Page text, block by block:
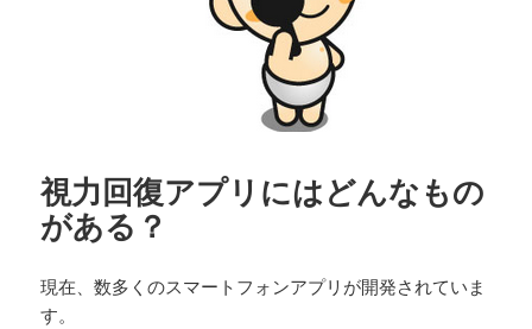
視力回復アプリにはどんなもの
がある？
現在、数多くのスマートフォンアプリが開発されていま
す。